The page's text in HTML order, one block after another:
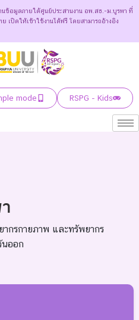
นข้อมูลภายใต้ศูนย์ประสานงาน อพ.สธ.-ม.บูรพา ที่
เปิดให้เข้าใช้งานได้ฟรี โดยสามารถอ้างอิง
mode RSPG - Kids
กรกายภาพ และทรัพยากร
ออก